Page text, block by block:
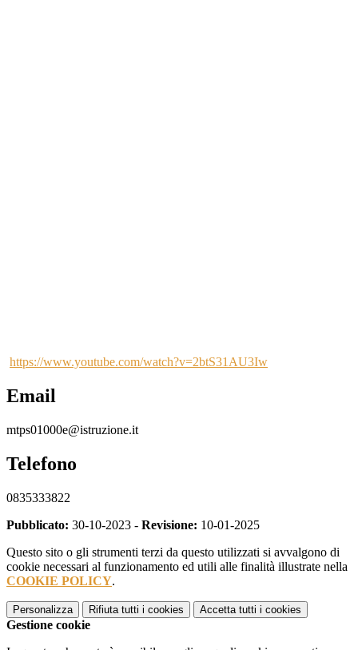
https://www.youtube.com/watch?v=2btS31AU3Iw
Email
mtps01000e@istruzione.it
Telefono
0835333822
Pubblicato: 30-10-2023 - Revisione: 10-01-2025
Questo sito o gli strumenti terzi da questo utilizzati si avvalgono di
cookie necessari al funzionamento ed utili alle finalità illustrate nella
COOKIE POLICY.
Personalizza Rifiuta tutti i cookies Accetta tutti i cookies
Gestione cookie